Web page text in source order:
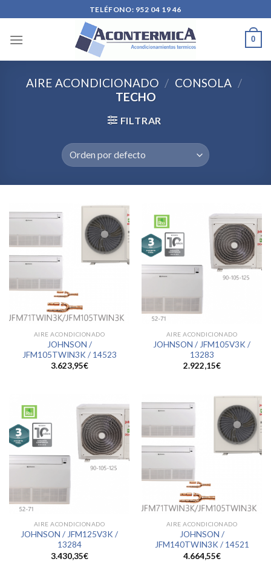
to
content
TELÉFONO: 952 04 19 46
0
AIRE ACONDICIONADO / CONSOLA /
TECHO
FILTRAR
AIRE ACONDICIONADO
JOHNSON /
JFM105TWIN3K / 14523
3.623,95€
AIRE ACONDICIONADO
JOHNSON / JFM105V3K /
13283
2.922,15€
AIRE ACONDICIONADO
JOHNSON / JFM125V3K /
13284
3.430,35€
AIRE ACONDICIONADO
JOHNSON /
JFM140TWIN3K / 14521
4.664,55€